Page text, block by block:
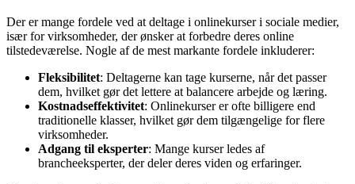
Der er mange fordele ved at deltage i onlinekurser i sociale medier,
især for virksomheder, der ønsker at forbedre deres online
tilstedeværelse. Nogle af de mest markante fordele inkluderer:
Fleksibilitet: Deltagerne kan tage kurserne, når det passer
dem, hvilket gør det lettere at balancere arbejde og læring.
Kostnadseffektivitet: Onlinekurser er ofte billigere end
traditionelle klasser, hvilket gør dem tilgængelige for flere
virksomheder.
Adgang til eksperter: Mange kurser ledes af
brancheeksperter, der deler deres viden og erfaringer.